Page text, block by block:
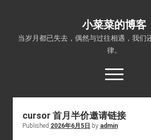
小菜菜的博客
当岁月都已失去，偶然与过往相遇，我们
律。
open
menu
cursor 首月半价邀请链接
Published 2026年6月5日 by admin